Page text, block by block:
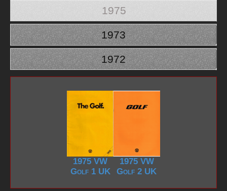
1975
1973
1972
1975 VW
Golf 1 UK
1975 VW
Golf 2 UK